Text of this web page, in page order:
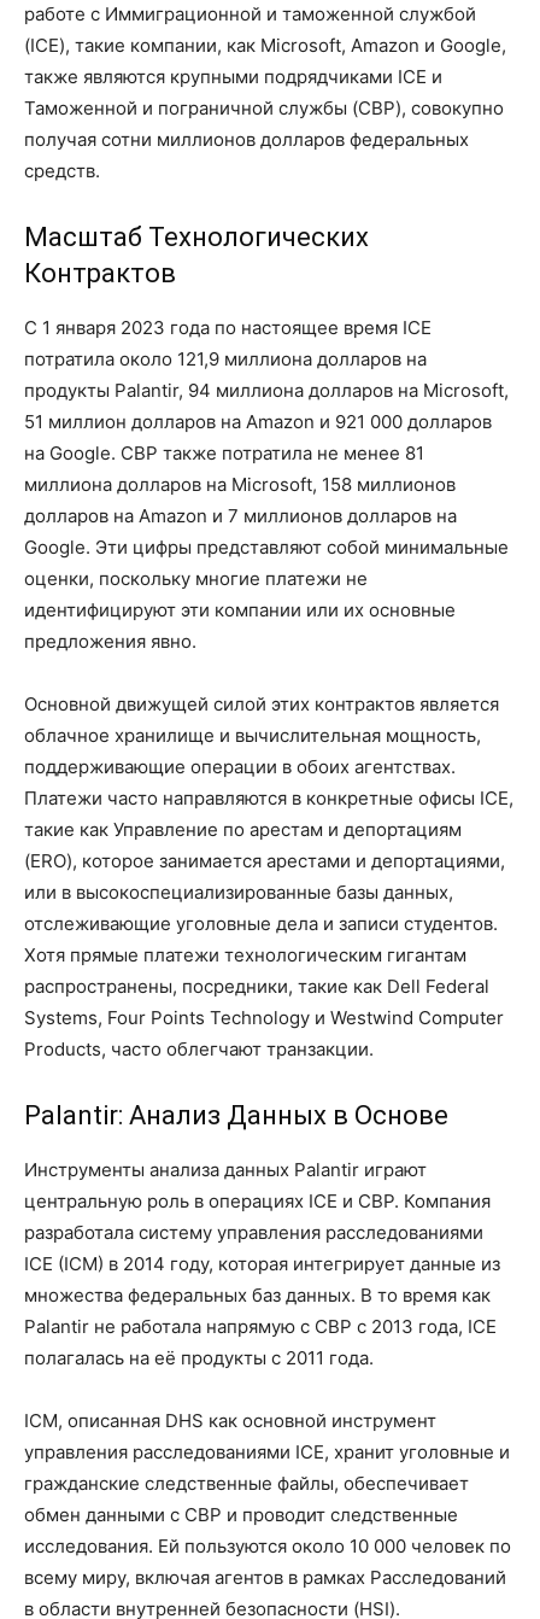
работе с Иммиграционной и таможенной службой
(ICE), такие компании, как Microsoft, Amazon и Google,
также являются крупными подрядчиками ICE и
Таможенной и пограничной службы (CBP), совокупно
получая сотни миллионов долларов федеральных
средств.
Масштаб Технологических
Контрактов
С 1 января 2023 года по настоящее время ICE
потратила около 121,9 миллиона долларов на
продукты Palantir, 94 миллиона долларов на Microsoft,
51 миллион долларов на Amazon и 921 000 долларов
на Google. CBP также потратила не менее 81
миллиона долларов на Microsoft, 158 миллионов
долларов на Amazon и 7 миллионов долларов на
Google. Эти цифры представляют собой минимальные
оценки, поскольку многие платежи не
идентифицируют эти компании или их основные
предложения явно.
Основной движущей силой этих контрактов является
облачное хранилище и вычислительная мощность,
поддерживающие операции в обоих агентствах.
Платежи часто направляются в конкретные офисы ICE,
такие как Управление по арестам и депортациям
(ERO), которое занимается арестами и депортациями,
или в высокоспециализированные базы данных,
отслеживающие уголовные дела и записи студентов.
Хотя прямые платежи технологическим гигантам
распространены, посредники, такие как Dell Federal
Systems, Four Points Technology и Westwind Computer
Products, часто облегчают транзакции.
Palantir: Анализ Данных в Основе
Инструменты анализа данных Palantir играют
центральную роль в операциях ICE и CBP. Компания
разработала систему управления расследованиями
ICE (ICM) в 2014 году, которая интегрирует данные из
множества федеральных баз данных. В то время как
Palantir не работала напрямую с CBP с 2013 года, ICE
полагалась на её продукты с 2011 года.
ICM, описанная DHS как основной инструмент
управления расследованиями ICE, хранит уголовные и
гражданские следственные файлы, обеспечивает
обмен данными с CBP и проводит следственные
исследования. Ей пользуются около 10 000 человек по
всему миру, включая агентов в рамках Расследований
в области внутренней безопасности (HSI).